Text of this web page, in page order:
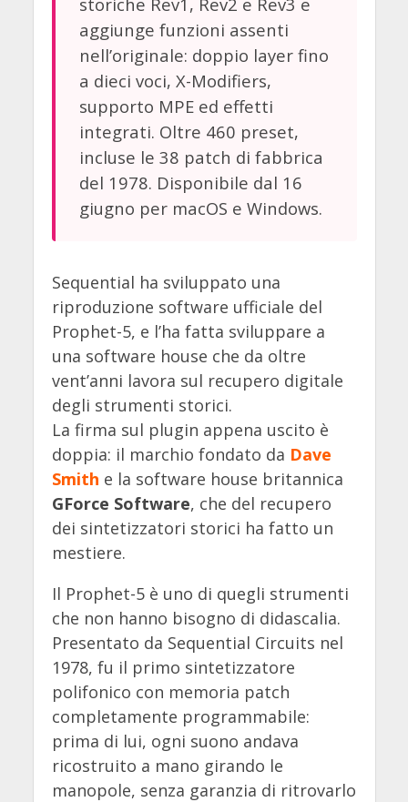
aggiunge funzioni assenti
nell’originale: doppio layer fino
a dieci voci, X-Modifiers,
supporto MPE ed effetti
integrati. Oltre 460 preset,
incluse le 38 patch di fabbrica
del 1978. Disponibile dal 16
giugno per macOS e Windows.
Sequential ha sviluppato una
riproduzione software ufficiale del
Prophet-5, e l’ha fatta sviluppare a
una software house che da oltre
vent’anni lavora sul recupero digitale
degli strumenti storici.
La firma sul plugin appena uscito è
doppia: il marchio fondato da Dave
Smith e la software house britannica
GForce Software, che del recupero
dei sintetizzatori storici ha fatto un
mestiere.
Il Prophet-5 è uno di quegli strumenti
che non hanno bisogno di didascalia.
Presentato da Sequential Circuits nel
1978, fu il primo sintetizzatore
polifonico con memoria patch
completamente programmabile:
prima di lui, ogni suono andava
ricostruito a mano girando le
manopole, senza garanzia di ritrovarlo